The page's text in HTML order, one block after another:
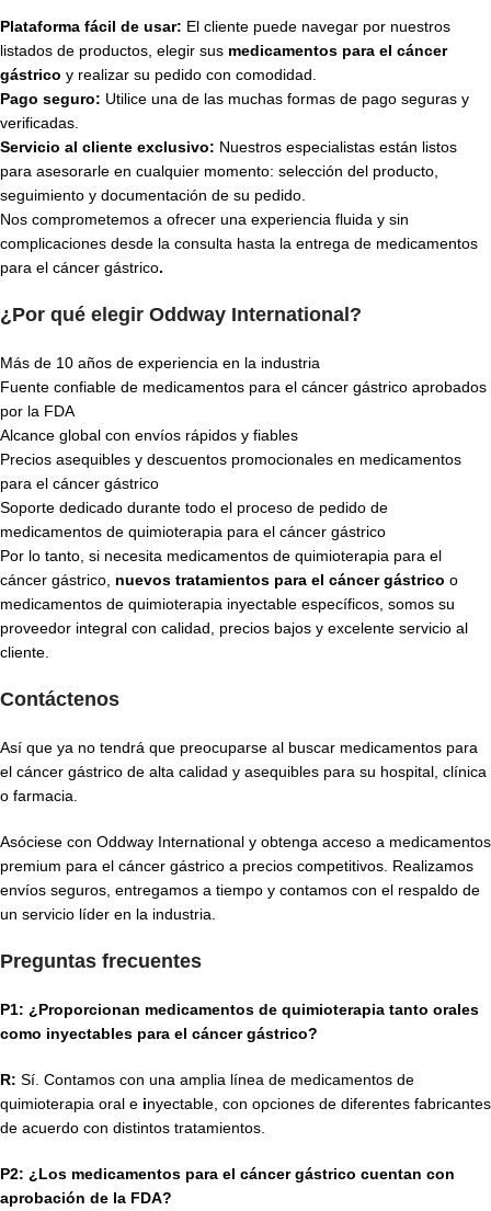
Plataforma fácil de usar: El cliente puede navegar por nuestros
listados de productos, elegir sus medicamentos para el cáncer
gástrico y realizar su pedido con comodidad.
Pago seguro: Utilice una de las muchas formas de pago seguras y
verificadas.
Servicio al cliente exclusivo: Nuestros especialistas están listos
para asesorarle en cualquier momento: selección del producto,
seguimiento y documentación de su pedido.
Nos comprometemos a ofrecer una experiencia fluida y sin
complicaciones desde la consulta hasta la entrega de medicamentos
para el cáncer gástrico.
¿Por qué elegir Oddway International?
Más de 10 años de experiencia en la industria
Fuente confiable de medicamentos para el cáncer gástrico aprobados
por la FDA
Alcance global con envíos rápidos y fiables
Precios asequibles y descuentos promocionales en medicamentos
para el cáncer gástrico
Soporte dedicado durante todo el proceso de pedido de
medicamentos de quimioterapia para el cáncer gástrico
Por lo tanto, si necesita medicamentos de quimioterapia para el
cáncer gástrico, nuevos tratamientos para el cáncer gástrico o
medicamentos de quimioterapia inyectable específicos, somos su
proveedor integral con calidad, precios bajos y excelente servicio al
cliente.
Contáctenos
Así que ya no tendrá que preocuparse al buscar medicamentos para
el cáncer gástrico de alta calidad y asequibles para su hospital, clínica
o farmacia.
Asóciese con Oddway International y obtenga acceso a medicamentos
premium para el cáncer gástrico a precios competitivos. Realizamos
envíos seguros, entregamos a tiempo y contamos con el respaldo de
un servicio líder en la industria.
Preguntas frecuentes
P1: ¿Proporcionan medicamentos de quimioterapia tanto orales
como inyectables para el cáncer gástrico?
R: Sí. Contamos con una amplia línea de medicamentos de
quimioterapia oral e inyectable, con opciones de diferentes fabricantes
de acuerdo con distintos tratamientos.
P2: ¿Los medicamentos para el cáncer gástrico cuentan con
aprobación de la FDA?